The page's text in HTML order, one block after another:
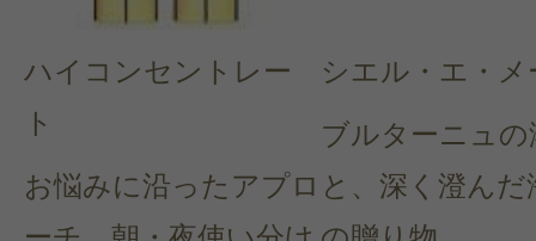
ハイコンセントレー
ト
お悩みに沿ったアプロ
シエル・エ・メ
ブルターニュの
と、深く澄んだ